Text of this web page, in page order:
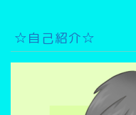
イ
ブ
☆自己紹介☆